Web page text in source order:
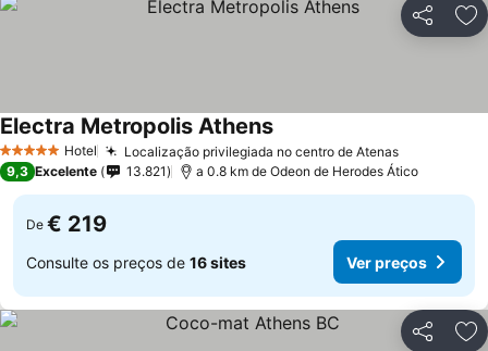
Partilhar
5 Estrelas Hotel Localização privilegiada no centro de Atenas
Electra Metropolis Athens
9,3 Excelente 13.821 a 0.8 km de Odeon de Herodes Ático
De € 219
Consulte os preços de 16 sites Ver preços
Partilhar